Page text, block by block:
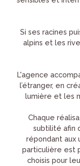
Si ses racines
alpins et les
L'agence
l’étranger, en
lumière et les
Chaque
subtilité afin
répondant aux
particulière est
choisis pour